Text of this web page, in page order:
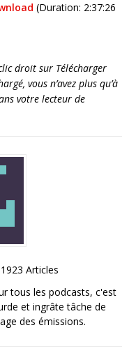
(Duration: 2:37:26
droit sur Télécharger
vous n’avez plus qu’à
votre lecteur de
1923 Articles
tous les podcasts, c'est
et ingrâte tâche de
des émissions.